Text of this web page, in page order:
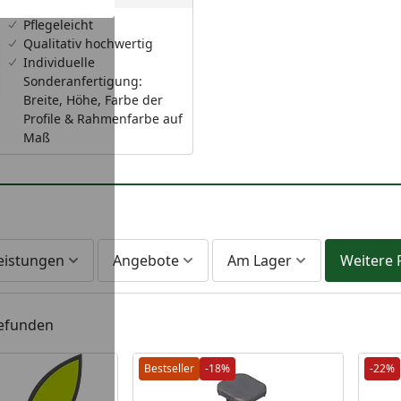
Pflegeleicht
Qualitativ hochwertig
Individuelle
Sonderanfertigung:
Breite, Höhe, Farbe der
Profile & Rahmenfarbe auf
Maß
Angebote Am Lager Weitere
Bestseller -18% -22%